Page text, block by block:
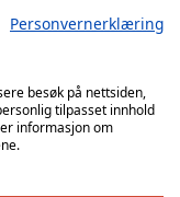
Personvernerklæring
besøk på nettsiden,
tilpasset innhold
informasjon om